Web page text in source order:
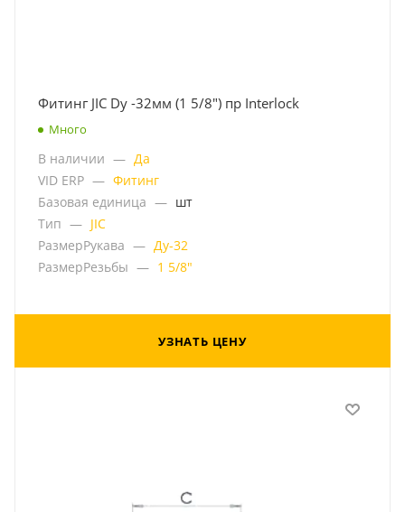
Фитинг JIC Dу -32мм (1 5/8") пр Interlock
Много
В наличии — Да
VID ERP — Фитинг
Базовая единица — шт
Тип — JIC
РазмерРукава — Ду-32
РазмерРезьбы — 1 5/8"
УЗНАТЬ ЦЕНУ